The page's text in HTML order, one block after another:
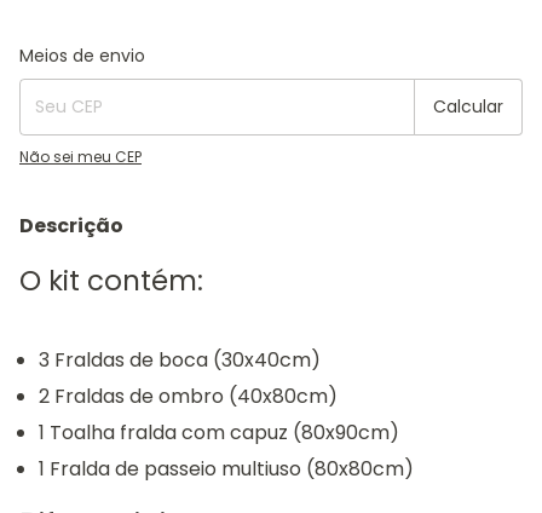
Entregas para o CEP:
Meios de envio
Calcular
Não sei meu CEP
Descrição
O kit contém:
3 Fraldas de boca (30x40cm)
2 Fraldas de ombro (40x80cm)
1 Toalha fralda com capuz (80x90cm)
1 Fralda de passeio multiuso (80x80cm)